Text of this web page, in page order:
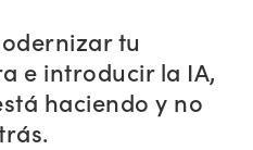
tu
e introducir la IA,
haciendo y no